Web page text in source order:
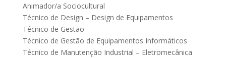
Animador/a Sociocultural
Técnico de Design – Design de Equipamentos
Técnico de Gestão
Técnico de Gestão de Equipamentos Informáticos
Técnico de Manutenção Industrial – Eletromecânica